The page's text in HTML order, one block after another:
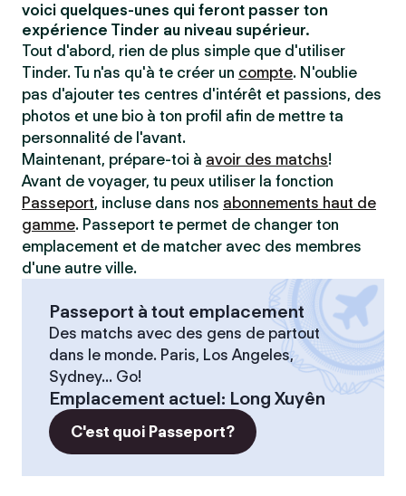
voici quelques-unes qui feront passer ton
expérience Tinder au niveau supérieur.
Tout d'abord, rien de plus simple que d'utiliser
Tinder. Tu n'as qu'à te créer un compte. N'oublie
pas d'ajouter tes centres d'intérêt et passions, des
photos et une bio à ton profil afin de mettre ta
personnalité de l'avant.
Maintenant, prépare-toi à avoir des matchs!
Avant de voyager, tu peux utiliser la fonction
Passeport, incluse dans nos abonnements haut de
gamme. Passeport te permet de changer ton
emplacement et de matcher avec des membres
d'une autre ville.
Passeport à tout emplacement
Des matchs avec des gens de partout
dans le monde. Paris, Los Angeles,
Sydney... Go!
Emplacement actuel: Long Xuyên
C'est quoi Passeport?